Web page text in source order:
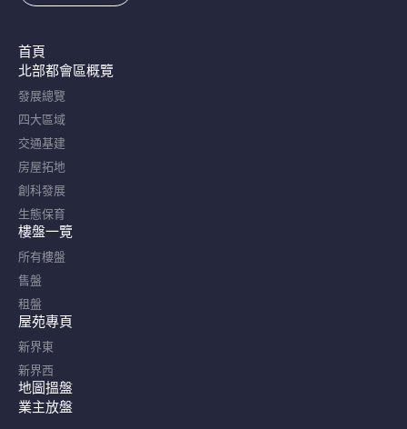
首頁
北部都會區概覽​
發展總覽
四大區域
交通基建
房屋拓地
創科發展
生態保育
樓盤一覽
所有樓盤
售盤
租盤
屋苑專頁
新界東
新界西
地圖搵盤
業主放盤